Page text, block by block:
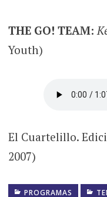
THE GO! TEAM:
Youth)
El Cuartelillo.
2007)
PROGRAMAS